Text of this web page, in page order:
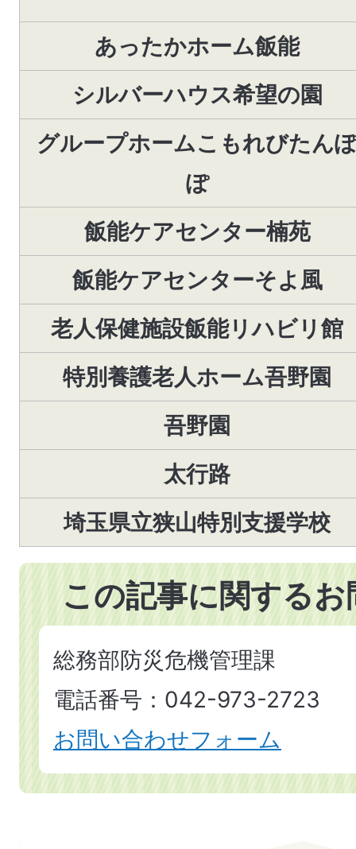
あったかホーム飯能
シルバーハウス希望の園
グループホームこもれびたん
ぽ
飯能ケアセンター楠苑
飯能ケアセンターそよ風
老人保健施設飯能リハビリ館
特別養護老人ホーム吾野園
吾野園
太行路
埼玉県立狭山特別支援学校
この記事に関する
総務部防災危機管理課
電話番号：042-973-2723
お問い合わせフォーム